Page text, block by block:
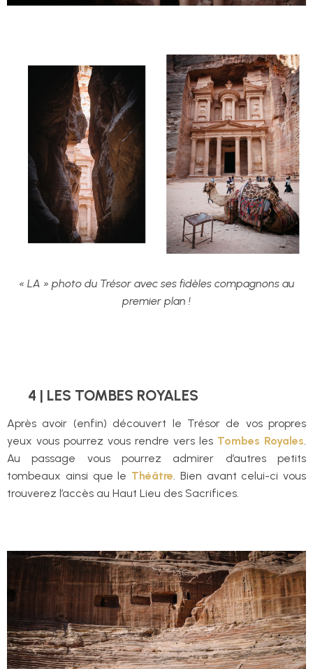
« LA » photo du Trésor avec ses fidèles compagnons au
premier plan !
4 | LES TOMBES ROYALES
Après avoir (enfin) découvert le Trésor de vos propres
yeux vous pourrez vous rendre vers les Tombes Royales
Au passage vous pourrez admirer d’autres petits
tombeaux ainsi que le Théâtre . Bien avant celui-ci vous
trouverez l’accès au Haut Lieu des Sacrifices.